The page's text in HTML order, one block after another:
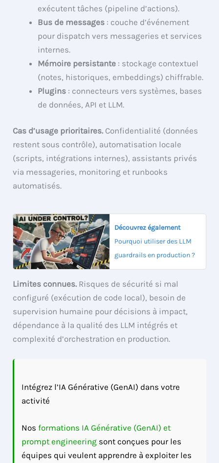
exécutent tâches (pipeline d’actions).
Bus de messages : couche d’événement
pour dispatch vers messageries et services
internes.
Mémoire persistante : stockage contextuel
(notes, historiques, embeddings) chiffrable.
Plugins : connecteurs vers systèmes, bases
de données, API et LLM.
Cas d’usage prioritaires. Confidentialité (données
restent sous contrôle), automatisation locale
(scripts, intégrations internes), assistants privés
via messageries, monitoring et runbooks
automatisés.
Découvrez également
Pourquoi utiliser des LLM
guardrails en production ?
Limites connues. Risques de sécurité si mal
configuré (exécution de code local), besoin de
supervision humaine pour décisions à impact,
dépendance à la qualité des LLM intégrés et
complexité d’orchestration en production.
Intégrez l’IA Générative (GenAI) dans votre
activité
Nosformations IA Générative (GenAI) et
prompt engineering sont conçues pour les
équipes qui veulent apprendre à exploiter les